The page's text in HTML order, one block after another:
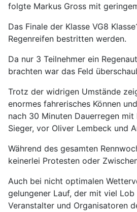
folgte Markus Gross mit
Das Finale der Klasse VG8
Regenreifen bestritten werden.
Da nur 3 Teilnehmer ein
brachten war das Feld
Trotz der widrigen Umstände
enormes fahrerisches Können
nach 30 Minuten Dauerregen
Sieger, vor Oliver Lembeck und
Während des gesamten
keinerlei Protesten oder
Auch bei nicht optimalen
gelungener Lauf, der mit viel
Veranstalter und Organisatoren